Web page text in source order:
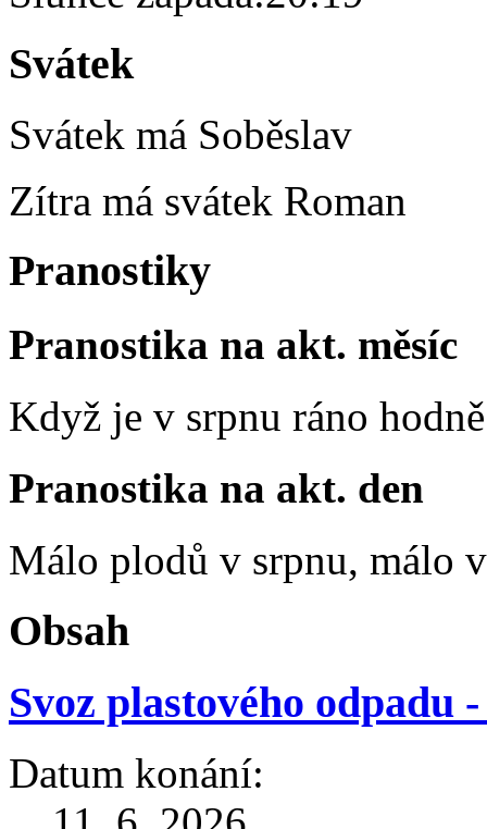
Svátek
Svátek má Soběslav
Zítra má svátek Roman
Pranostiky
Pranostika na akt. měsíc
Když je v srpnu ráno
Pranostika na akt. den
Málo plodů v srpnu, málo
Obsah
Svoz plastového odpadu
Datum konání: